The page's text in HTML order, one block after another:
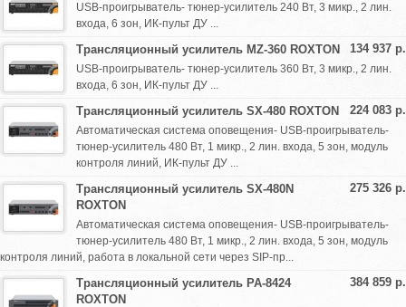
USB-проигрыватель- тюнер-усилитель 240 Вт, 3 микр., 2 лин.
входа, 6 зон, ИК-пульт ДУ ...
134 937 р.
Трансляционный усилитель MZ-360 ROXTON
USB-проигрыватель- тюнер-усилитель 360 Вт, 3 микр., 2 лин.
входа, 6 зон, ИК-пульт ДУ ...
224 083 р.
Трансляционный усилитель SX-480 ROXTON
Автоматическая система оповещения- USB-проигрыватель-
тюнер-усилитель 480 Вт, 1 микр., 2 лин. входа, 5 зон, модуль
контроля линий, ИК-пульт ДУ ...
275 326 р.
Трансляционный усилитель SX-480N
ROXTON
Автоматическая система оповещения- USB-проигрыватель-
тюнер-усилитель 480 Вт, 1 микр., 2 лин. входа, 5 зон, модуль
контроля линий, работа в локальной сети через SIP-пр...
384 859 р.
Трансляционный усилитель PA-8424
ROXTON